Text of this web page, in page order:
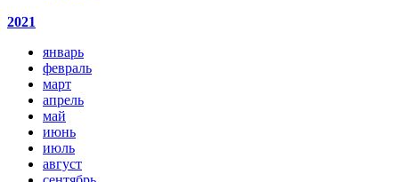
2021
январь
февраль
март
апрель
май
июнь
июль
август